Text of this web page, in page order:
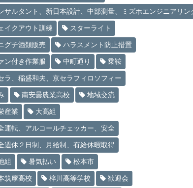
サルタント、新日本設計、中部測量、ミズホエンジニアリン
イクアウト訓練 スターライト
グチ酒類販売 ハラスメント防止措置
ン付き作業服 中町通り 乗鞍
ラ、稲盛和夫、京セラフィロソフィー
南安曇農業高校 地域交流
産業 大髙組
運転、アルコールチェッカー、安全
週休２日制、月給制、有給休暇取得
組 暑気払い 松本市
筑摩高校 梓川高等学校 歓迎会